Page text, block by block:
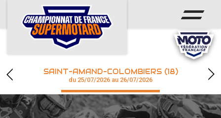
ACCUEIL
ACTUS
CALENDRIER
CHAMPIONNAT
RÉSULTATS
SAINT-AMAND-COLOMBIERS (18)
du 25/07/2026 au 26/07/2026